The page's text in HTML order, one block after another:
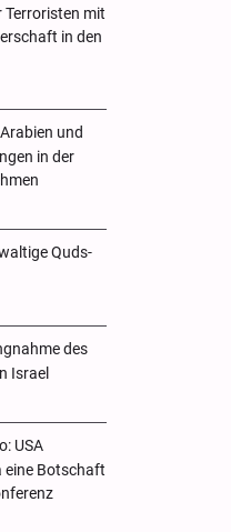
Terroristen mit
in den
und
in der
Quds-
des
Israel
USA
eine Botschaft